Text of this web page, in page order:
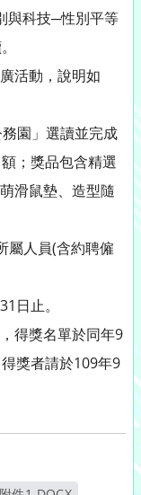
與科技─性別平等
活動，說明如
園」選讀並完成
；獎品包含精選
滑鼠墊、造型隨
屬人員(含約聘僱
日止。
得獎名單於同年9
獎者請於109年9